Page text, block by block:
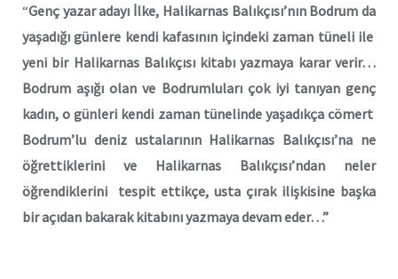
“Genç yazar adayı İlke, Halikarnas Balıkçısı’nın Bodrum da
yaşadığı günlere kendi kafasının içindeki zaman tüneli ile
yeni bir Halikarnas Balıkçısı kitabı yazmaya karar verir…
Bodrum aşığı olan ve Bodrumluları çok iyi tanıyan genç
kadın, o günleri kendi zaman tünelinde yaşadıkça cömert
Bodrum’lu deniz ustalarının Halikarnas Balıkçısı’na ne
öğrettiklerini ve Halikarnas Balıkçısı’ndan neler
öğrendiklerini tespit ettikçe, usta çırak ilişkisine başka
bir açıdan bakarak kitabını yazmaya devam eder…”